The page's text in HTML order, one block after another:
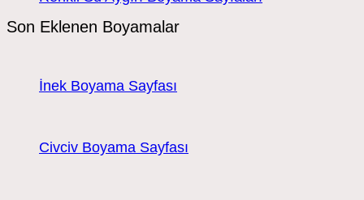
Son Eklenen Boyamalar
İnek Boyama Sayfası
Civciv Boyama Sayfası